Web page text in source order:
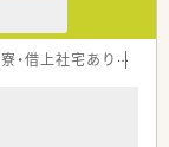
寮・借上社宅あり